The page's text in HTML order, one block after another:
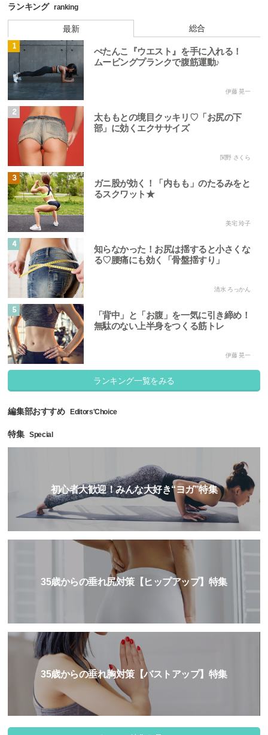
ランキング ranking
最新 総合
1
ぺたんこ『ウエスト』を手に入れる！
ムービングプランクで腹筋運動♪
伊藤 晃一
2
太ももとの境目クッキリ♡「お尻の下
部」に効くエクササイズ
関野 さくら
3
ガニ股が効く！「内もも」のたるみをと
るスクワット★
美宅 玲子
4
知らなかった！お尻は揺すると小さくな
る♡腰痛にも効く「骨盤揺すり」
清水 ろっかん
5
「背中」と「お腹」を一気に引き締め！
無駄のない上半身をつくる筋トレ
伊藤 晃一
ランキング一覧をみる
編集部おすすめ Editors'Choice
特集 Special
初心者大歓迎！みんな大好き“ヨガ”特集
35歳からの垂れ尻対策【ヒップアップ】特集
35歳からの垂れ胸対策【バストアップ】特集